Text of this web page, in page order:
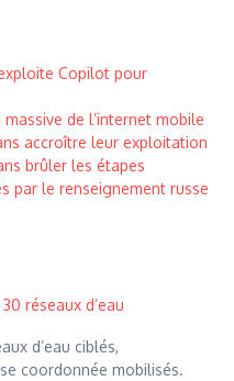
Copilot pour
de l’internet mobile
accroître leur exploitation
brûler les étapes
par le renseignement russe
réseaux d’eau
d’eau ciblés,
coordonnée mobilisés.